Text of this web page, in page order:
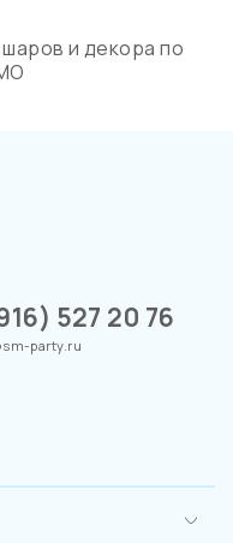
и декора по
527 20 76
party.ru